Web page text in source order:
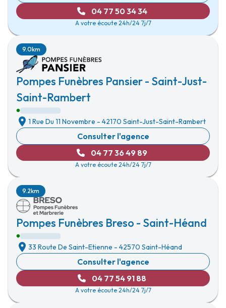
04 77 50 34 34
A votre écoute 24h/24 7j/7
Pompes Funèbres Pansier - Saint-Just-
Saint-Rambert
9.0km
1 Rue Du 11 Novembre - 42170 Saint-Just-Saint-Rambert
Consulter l'agence
04 77 36 49 89
A votre écoute 24h/24 7j/7
Pompes Funèbres Breso - Saint-Héand
9.2km
33 Route De Saint-Etienne - 42570 Saint-Héand
Consulter l'agence
04 77 54 91 88
A votre écoute 24h/24 7j/7